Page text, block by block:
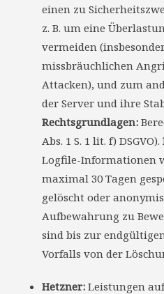
einen zu
z. B. um eine
vermeiden
missbräuchlichen
Attacken), und zum
der Server und ihre
Rechtsgrundlagen:
Abs. 1 S. 1 lit. f) DSGVO).
Logfile-Informationen
maximal 30 Tagen
gelöscht oder
Aufbewahrung zu
sind bis zur
Vorfalls von der
Hetzner: Leistungen